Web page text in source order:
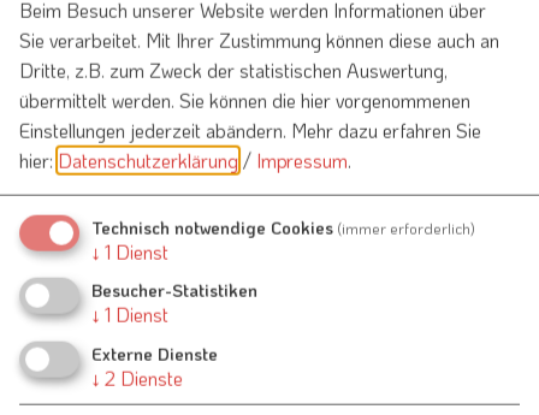
Betreff*
Nachricht*
Ich habe dieDatenschutzerklärung gelesenund bin
Beim Besuch unserer Website werden Informationen über
Sie verarbeitet. Mit Ihrer Zustimmung können diese auch an
Dritte, z.B. zum Zweck der statistischen Auswertung,
übermittelt werden. Sie können die hier vorgenommenen
Einstellungen jederzeit abändern. Mehr dazu erfahren Sie
hier: Datenschutzerklärung/ Impressum.
Technisch notwendige Cookies (immer erforderlich)
↓ 1 Dienst
Besucher-Statistiken
↓ 1 Dienst
Externe Dienste
↓ 2 Dienste